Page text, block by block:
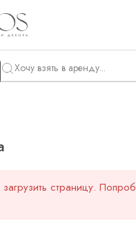
страницу.